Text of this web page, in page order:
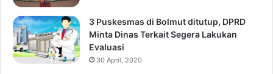
3 Puskesmas di Bolmut ditutup, DPRD
Minta Dinas Terkait Segera Lakukan
Evaluasi
30 April, 2020